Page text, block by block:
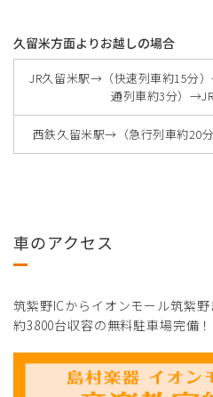
久留米方面よりお越しの場合
JR久留米駅→（快速列車約15分
通列車約3分）
西鉄久留米駅→（急行列車約20
車のアクセス
筑紫野ICからイオンモール筑紫野
約3800台収容の無料駐車場完備！